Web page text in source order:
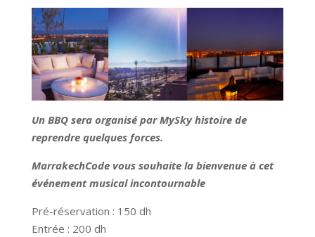
Un BBQ sera organisé par MySky histoire de
reprendre quelques forces.
MarrakechCode vous souhaite la bienvenue à cet
événement musical incontournable
Pré-réservation : 150 dh
Entrée : 200 dh